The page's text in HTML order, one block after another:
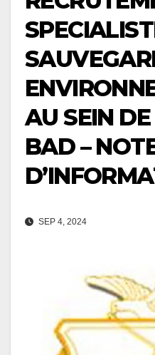
AU SEIN DE
BAD –
SEP 4, 2024